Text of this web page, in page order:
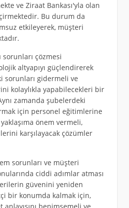
ve Ziraat Bankası'yla olan
Bu durum da
etkileyerek, müşteri
sorunları çözmesi
altyapıyı güçlendirerek
gidermeli ve
kolaylıkla yapabilecekleri bir
zamanda şubelerdeki
için personel eğitimlerine
önem vermeli,
karşılayacak çözümler
sorunları ve müşteri
ciddi adımlar atması
güvenini yeniden
bir konumda kalmak için,